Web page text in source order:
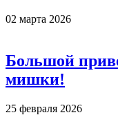
02 марта 2026
Большой
мишки!
25 февраля 2026